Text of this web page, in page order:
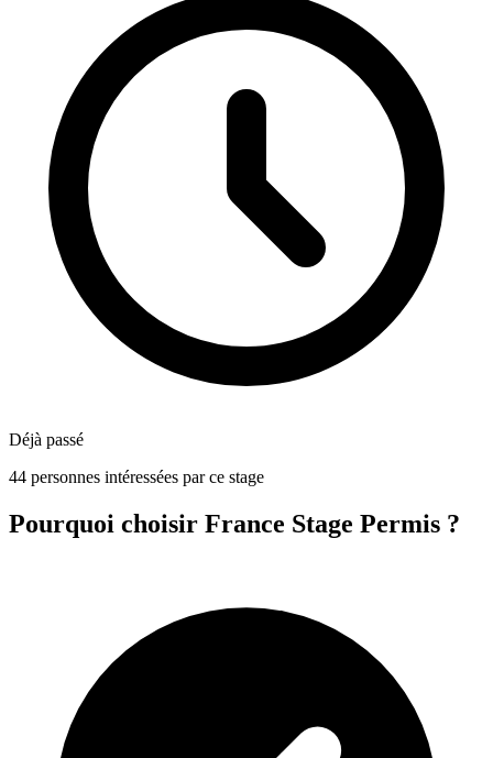
Déjà passé
44 personnes intéressées par ce stage
Pourquoi choisir France Stage Permis ?